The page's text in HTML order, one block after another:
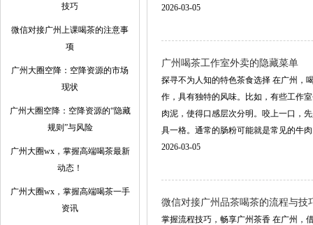
技巧
微信对接广州上课喝茶的注意事
项
‌广州大圈空降‌：空降资源的市场
现状
‌广州大圈空降‌：空降资源的“隐藏
规则”与风险
广州大圈wx，掌握高端喝茶最新
动态！
广州大圈wx，掌握高端喝茶一手
资讯
2026-03-05
广州喝茶工作室外卖的隐藏菜单
探寻不为人知的特色茶食选择 在广州，
作，具有独特的风味。比如，有些工作
肉泥，使得口感层次分明。咬上一口，
具一格。通常的肠粉可能就是常见的牛
2026-03-05
微信对接广州品茶喝茶的流程与技
掌握流程技巧，畅享广州茶香 在广州，